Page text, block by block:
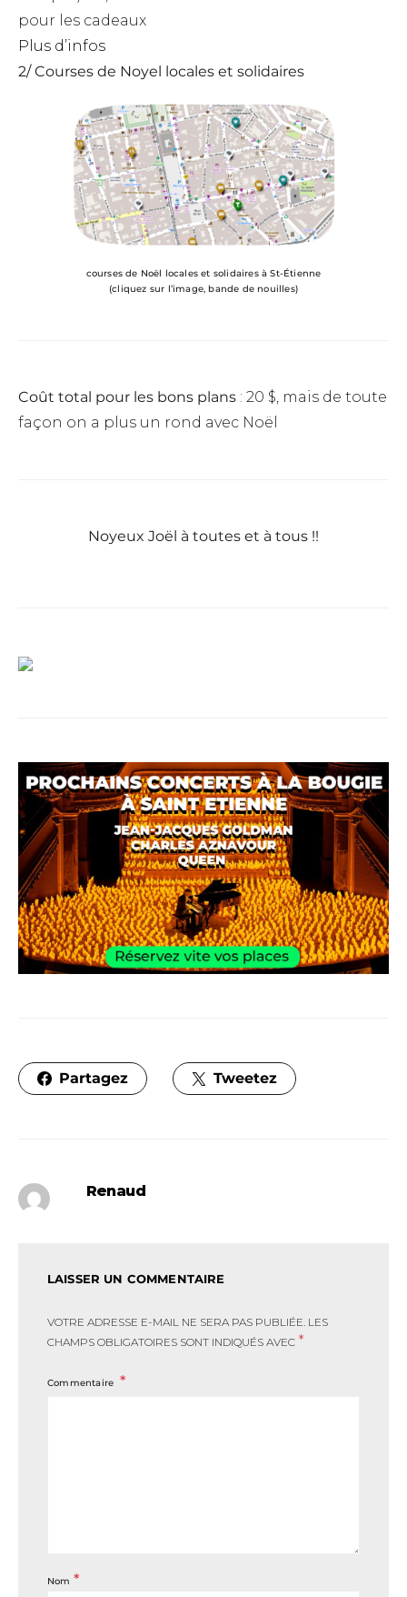
pour les cadeaux
Plus d’infos
2/ Courses de Noyel locales et solidaires
courses de Noël locales et solidaires à St-Étienne
(cliquez sur l’image, bande de nouilles)
Coût total pour les bons plans : 20 $, mais de toute
façon on a plus un rond avec Noël
Noyeux Joël à toutes et à tous !!
Partagez Tweetez
Renaud
LAISSER UN COMMENTAIRE
VOTRE ADRESSE E-MAIL NE SERA PAS PUBLIÉE. LES
CHAMPS OBLIGATOIRES SONT INDIQUÉS AVEC *
Commentaire
Nom *